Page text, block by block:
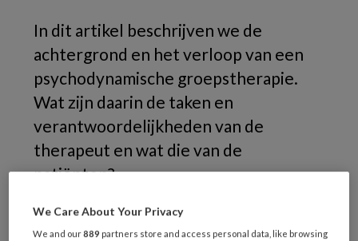
In dit artikel beschrijven we de
achtergrond en het verloop van een
psychodynamische groepstherapie.
Wat zijn daarin de taken en
verantwoordelijkheden van de
therapeut en wat die van de
patiënten?
Bij zorgverleners die er niet mee vertrouwd
We Care About Your Privacy
We and our889 partners store and access personal data, like browsing